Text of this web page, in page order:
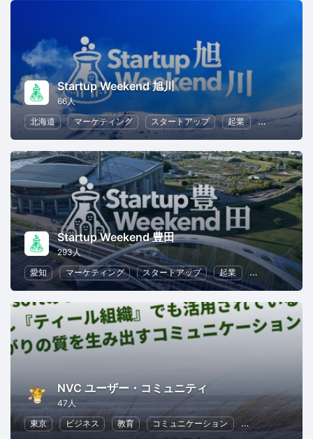
Startup Weekend 旭川
66人
北海道
マーケティング スタートアップ 起業 ビジネス戦略
Startup Weekend 豊田
293人
愛知
マーケティング スタートアップ 起業 ビジネス戦略
NVC ユーザー・コミュニティ
47人
東京
ビジネス 教育 コミュニケーション リーダーシップ